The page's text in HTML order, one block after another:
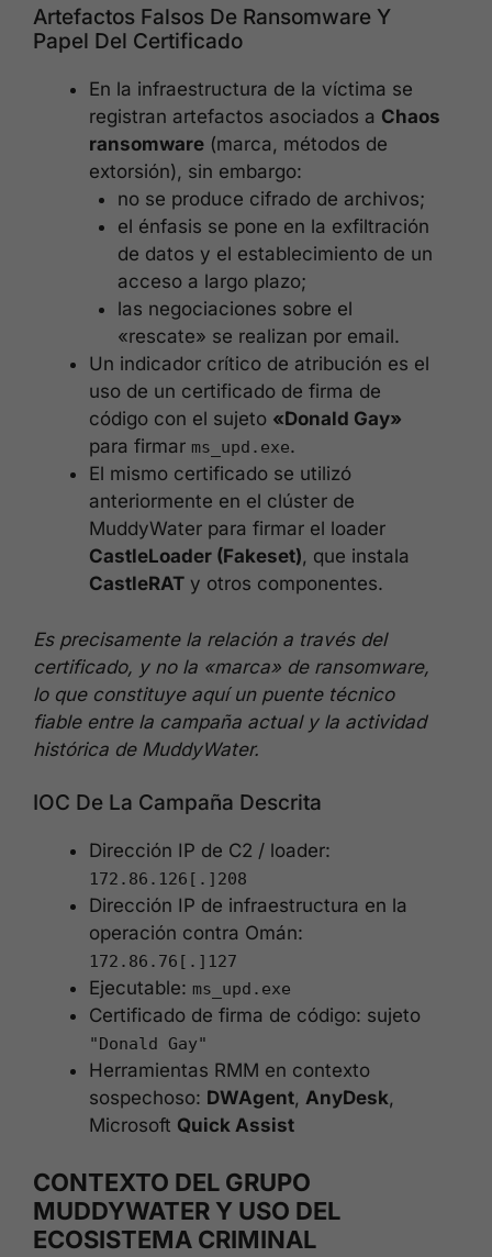
Artefactos Falsos De Ransomware Y
Papel Del Certificado
En la infraestructura de la víctima se
registran artefactos asociados a Chaos
ransomware (marca, métodos de
extorsión), sin embargo:
no se produce cifrado de archivos;
el énfasis se pone en la exfiltración
de datos y el establecimiento de un
acceso a largo plazo;
las negociaciones sobre el
«rescate» se realizan por email.
Un indicador crítico de atribución es el
uso de un certificado de firma de
código con el sujeto «Donald Gay»
para firmar ms_upd.exe.
El mismo certificado se utilizó
anteriormente en el clúster de
MuddyWater para firmar el loader
CastleLoader (Fakeset), que instala
CastleRAT y otros componentes.
Es precisamente la relación a través del
certificado, y no la «marca» de ransomware,
lo que constituye aquí un puente técnico
fiable entre la campaña actual y la actividad
histórica de MuddyWater.
IOC De La Campaña Descrita
Dirección IP de C2 / loader:
172.86.126[.]208
Dirección IP de infraestructura en la
operación contra Omán:
172.86.76[.]127
Ejecutable: ms_upd.exe
Certificado de firma de código: sujeto
"Donald Gay"
Herramientas RMM en contexto
sospechoso: DWAgent, AnyDesk,
Microsoft Quick Assist
CONTEXTO DEL GRUPO
MUDDYWATER Y USO DEL
ECOSISTEMA CRIMINAL